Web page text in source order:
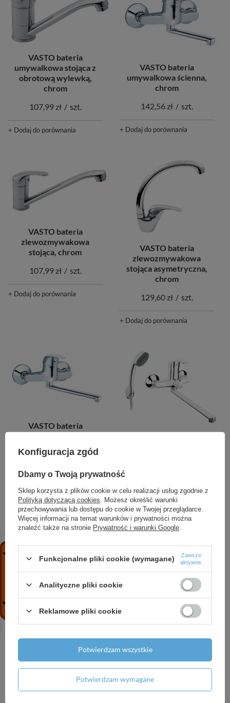
VASTO bateria
umywalkowa stojąca z
obrotową wylewką,
chrom
107,99 zł / szt.
+ Dodaj do porównania
VASTO bateria
umywalkowa ścienna,
chrom
142,56 zł / szt.
+ Dodaj do porównania
VASTO bateria
zlewozmywakowa
stojąca, chrom
107,99 zł / szt.
+ Dodaj do porównania
VASTO bateria
zlewozmywakowa
stojąca asymetryczna,
chrom
129,60 zł / szt.
+ Dodaj do porównania
VASTO bateria
zlewozmywakowa
ścienna, chrom
+ Dodaj do porównania
259,23 zł / szt.
+ Dodaj do porównania
z wylewką 350mm bez
zestawu natryskowego,
chrom
szt.
korek automatyczny z
tworzywa, chrom
129,60 zł / szt.
+ Dodaj do porównania
Konfiguracja zgód
Dbamy o Twoją prywatność
Sklep korzysta z plików cookie w celu realizacji usług zgodnie z
Polityką dotyczącą cookies . Możesz określić warunki
przechowywania lub dostępu do cookie w Twojej przeglądarce.
Więcej informacji na temat warunków i prywatności można
znaleźć także na stronie Prywatność i warunki Google
Funkcjonalne pliki cookie (wymagane)
Zawsze
aktywne
Analityczne pliki cookie
Reklamowe pliki cookie
Potwierdzam wymagane
Potwierdzam wszystkie